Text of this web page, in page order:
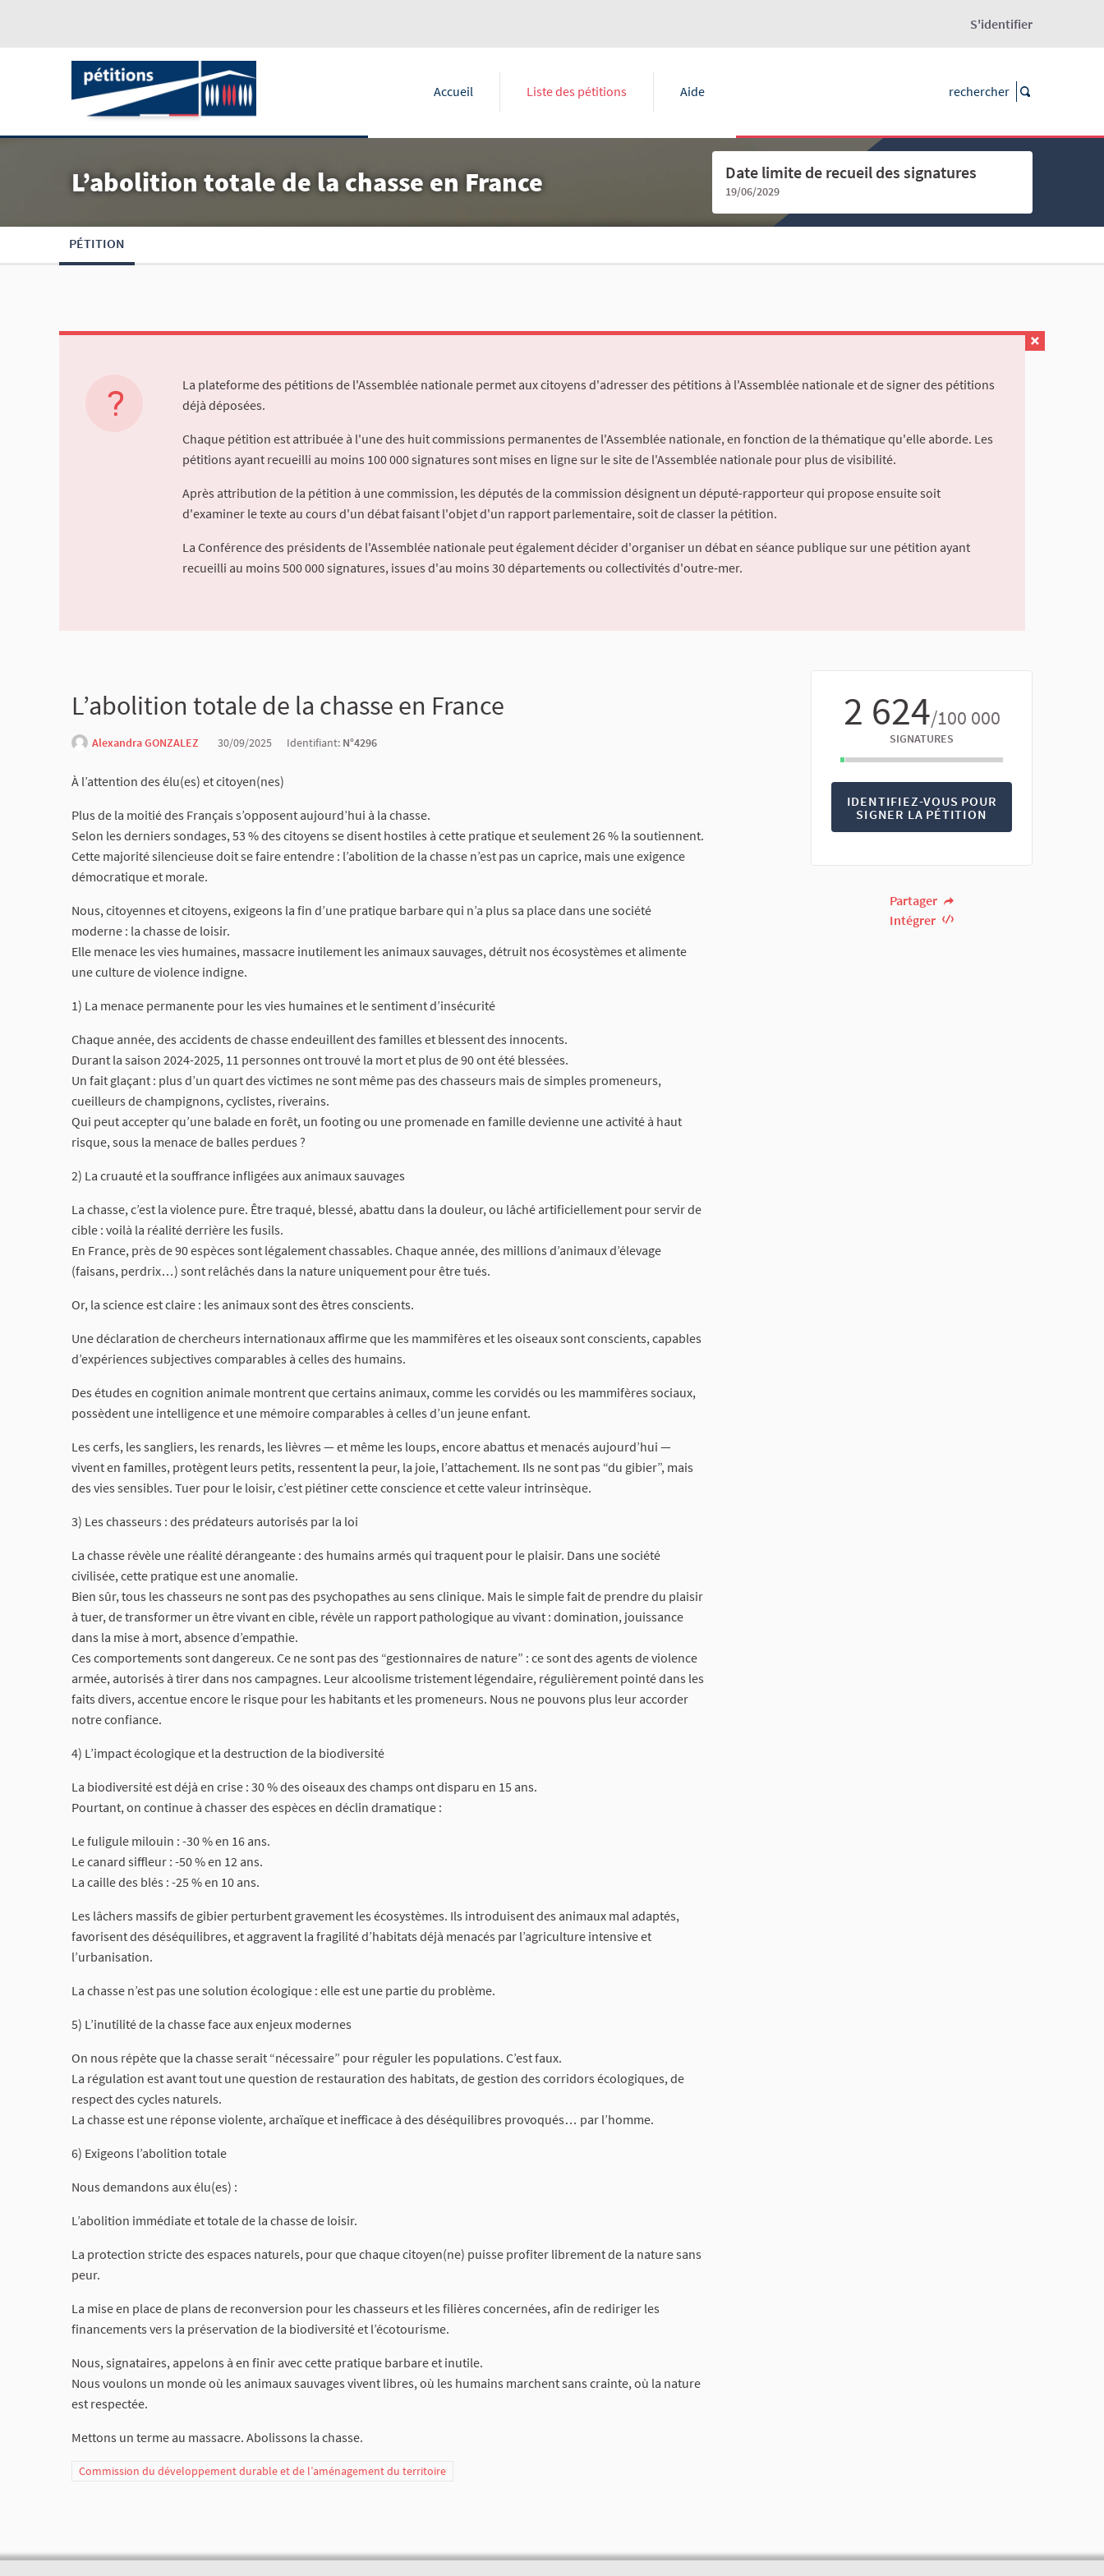
S'identifier
Accueil Liste des pétitions Aide
L’abolition totale de la chasse en France Date limite de recueil des signatures
19/06/2029
PÉTITION
La plateforme des pétitions de l'Assemblée nationale permet aux citoyens d'adresser des pétitions à l'Assemblée nationale et de signer des pétitions
déjà déposées.
Chaque pétition est attribuée à l'une des huit commissions permanentes de l'Assemblée nationale, en fonction de la thématique qu'elle aborde. Les
pétitions ayant recueilli au moins 100 000 signatures sont mises en ligne sur le site de l'Assemblée nationale pour plus de visibilité.
Après attribution de la pétition à une commission, les députés de la commission désignent un député-rapporteur qui propose ensuite soit
d'examiner le texte au cours d'un débat faisant l'objet d'un rapport parlementaire, soit de classer la pétition.
La Conférence des présidents de l'Assemblée nationale peut également décider d'organiser un débat en séance publique sur une pétition ayant
recueilli au moins 500 000 signatures, issues d'au moins 30 départements ou collectivités d'outre-mer.
2 624/100 000
SIGNATURES
IDENTIFIEZ-VOUS POUR
SIGNER LA PÉTITION
Partager
Intégrer
L’abolition totale de la chasse en France
Alexandra GONZALEZ 30/09/2025 Identifiant: N°4296
À l’attention des élu(es) et citoyen(nes)
Plus de la moitié des Français s’opposent aujourd’hui à la chasse.
Selon les derniers sondages, 53 % des citoyens se disent hostiles à cette pratique et seulement 26 % la soutiennent.
Cette majorité silencieuse doit se faire entendre : l’abolition de la chasse n’est pas un caprice, mais une exigence
démocratique et morale.
Nous, citoyennes et citoyens, exigeons la fin d’une pratique barbare qui n’a plus sa place dans une société
moderne : la chasse de loisir.
Elle menace les vies humaines, massacre inutilement les animaux sauvages, détruit nos écosystèmes et alimente
une culture de violence indigne.
1) La menace permanente pour les vies humaines et le sentiment d’insécurité
Chaque année, des accidents de chasse endeuillent des familles et blessent des innocents.
Durant la saison 2024-2025, 11 personnes ont trouvé la mort et plus de 90 ont été blessées.
Un fait glaçant : plus d’un quart des victimes ne sont même pas des chasseurs mais de simples promeneurs,
cueilleurs de champignons, cyclistes, riverains.
Qui peut accepter qu’une balade en forêt, un footing ou une promenade en famille devienne une activité à haut
risque, sous la menace de balles perdues ?
2) La cruauté et la souffrance infligées aux animaux sauvages
La chasse, c’est la violence pure. Être traqué, blessé, abattu dans la douleur, ou lâché artificiellement pour servir de
cible : voilà la réalité derrière les fusils.
En France, près de 90 espèces sont légalement chassables. Chaque année, des millions d’animaux d’élevage
(faisans, perdrix…) sont relâchés dans la nature uniquement pour être tués.
Or, la science est claire : les animaux sont des êtres conscients.
Une déclaration de chercheurs internationaux affirme que les mammifères et les oiseaux sont conscients, capables
d’expériences subjectives comparables à celles des humains.
Des études en cognition animale montrent que certains animaux, comme les corvidés ou les mammifères sociaux,
possèdent une intelligence et une mémoire comparables à celles d’un jeune enfant.
Les cerfs, les sangliers, les renards, les lièvres — et même les loups, encore abattus et menacés aujourd’hui —
vivent en familles, protègent leurs petits, ressentent la peur, la joie, l’attachement. Ils ne sont pas “du gibier”, mais
des vies sensibles. Tuer pour le loisir, c’est piétiner cette conscience et cette valeur intrinsèque.
3) Les chasseurs : des prédateurs autorisés par la loi
La chasse révèle une réalité dérangeante : des humains armés qui traquent pour le plaisir. Dans une société
civilisée, cette pratique est une anomalie.
Bien sûr, tous les chasseurs ne sont pas des psychopathes au sens clinique. Mais le simple fait de prendre du plaisir
à tuer, de transformer un être vivant en cible, révèle un rapport pathologique au vivant : domination, jouissance
dans la mise à mort, absence d’empathie.
Ces comportements sont dangereux. Ce ne sont pas des “gestionnaires de nature” : ce sont des agents de violence
armée, autorisés à tirer dans nos campagnes. Leur alcoolisme tristement légendaire, régulièrement pointé dans les
faits divers, accentue encore le risque pour les habitants et les promeneurs. Nous ne pouvons plus leur accorder
notre confiance.
4) L’impact écologique et la destruction de la biodiversité
La biodiversité est déjà en crise : 30 % des oiseaux des champs ont disparu en 15 ans.
Pourtant, on continue à chasser des espèces en déclin dramatique :
Le fuligule milouin : -30 % en 16 ans.
Le canard siffleur : -50 % en 12 ans.
La caille des blés : -25 % en 10 ans.
Les lâchers massifs de gibier perturbent gravement les écosystèmes. Ils introduisent des animaux mal adaptés,
favorisent des déséquilibres, et aggravent la fragilité d’habitats déjà menacés par l’agriculture intensive et
l’urbanisation.
La chasse n’est pas une solution écologique : elle est une partie du problème.
5) L’inutilité de la chasse face aux enjeux modernes
On nous répète que la chasse serait “nécessaire” pour réguler les populations. C’est faux.
La régulation est avant tout une question de restauration des habitats, de gestion des corridors écologiques, de
respect des cycles naturels.
La chasse est une réponse violente, archaïque et inefficace à des déséquilibres provoqués… par l’homme.
6) Exigeons l’abolition totale
Nous demandons aux élu(es) :
L’abolition immédiate et totale de la chasse de loisir.
La protection stricte des espaces naturels, pour que chaque citoyen(ne) puisse profiter librement de la nature sans
peur.
La mise en place de plans de reconversion pour les chasseurs et les filières concernées, afin de rediriger les
financements vers la préservation de la biodiversité et l’écotourisme.
Nous, signataires, appelons à en finir avec cette pratique barbare et inutile.
Nous voulons un monde où les animaux sauvages vivent libres, où les humains marchent sans crainte, où la nature
est respectée.
Mettons un terme au massacre. Abolissons la chasse.
Commission du développement durable et de l’aménagement du territoire